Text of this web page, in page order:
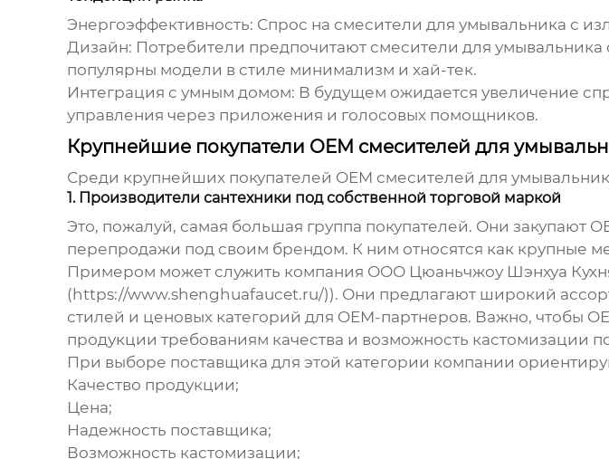
Энергоэффективность: Спрос на смесители для умывальника с
Дизайн: Потребители предпочитают смесители для умывальника
популярны модели в стиле минимализм и хай-тек.
Интеграция с умным домом: В будущем ожидается увеличение
управления через приложения и голосовых помощников.
Крупнейшие покупатели OEM смесителей для
Среди крупнейших покупателей OEM смесителей для
1. Производители сантехники под собственной торговой маркой
Это, пожалуй, самая большая группа покупателей. Они закупают
перепродажи под своим брендом. К ним относятся как крупные
Примером может служить компания ООО Цюаньчжоу Шэнхуа
(https://www.shenghuafaucet.ru/)). Они предлагают широкий
стилей и ценовых категорий для OEM-партнеров. Важно, чтобы
продукции требованиям качества и возможность кастомизации
При выборе поставщика для этой категории компании
Качество продукции;
Цена;
Надежность поставщика;
Возможность кастомизации;